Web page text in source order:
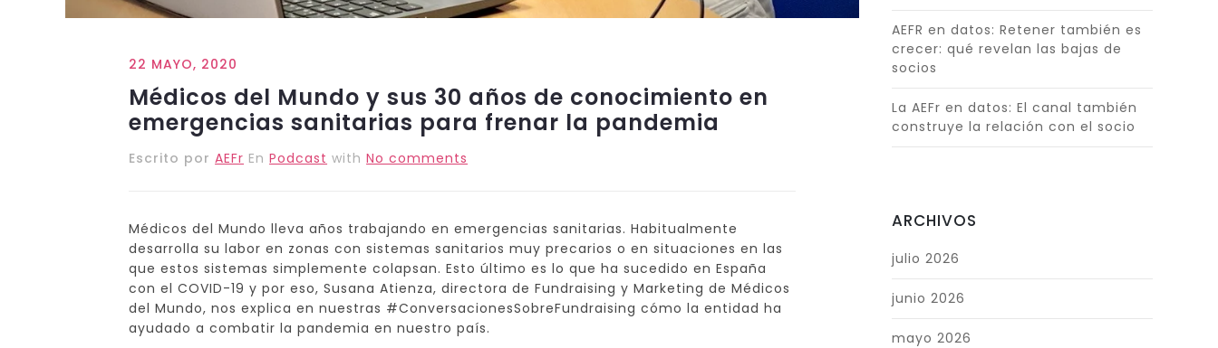
22 MAYO, 2020
Médicos del Mundo y sus 30 años de conocimiento en
emergencias sanitarias para frenar la pandemia
Escrito porAEFr EnPodcast withNo comments
Médicos del Mundo lleva años trabajando en emergencias sanitarias. Habitualmente
desarrolla su labor en zonas con sistemas sanitarios muy precarios o en situaciones en las
que estos sistemas simplemente colapsan. Esto último es lo que ha sucedido en España
con el COVID-19 y por eso, Susana Atienza, directora de Fundraising y Marketing de Médicos
del Mundo, nos explica en nuestras #ConversacionesSobreFundraising cómo la entidad ha
ayudado a combatir la pandemia en nuestro país.
AEFR en datos: Retener también es
crecer: qué revelan las bajas de
socios
La AEFr en datos: El canal también
construye la relación con el socio
ARCHIVOS
julio 2026
junio 2026
mayo 2026